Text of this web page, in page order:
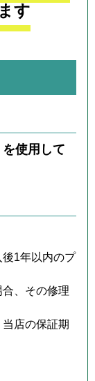
す
使用して
後1年以内のプ
、その修理
店の保証期